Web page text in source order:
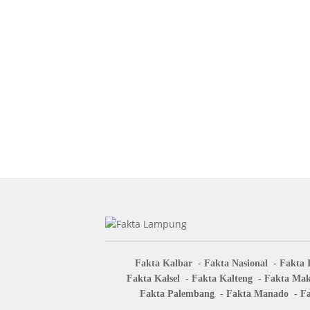
Fakta Kalbar Fakta Nasional
Fakta
Fakta Kalsel
Fakta Kalteng
Fakta
Fakta Palembang
Fakta Manado